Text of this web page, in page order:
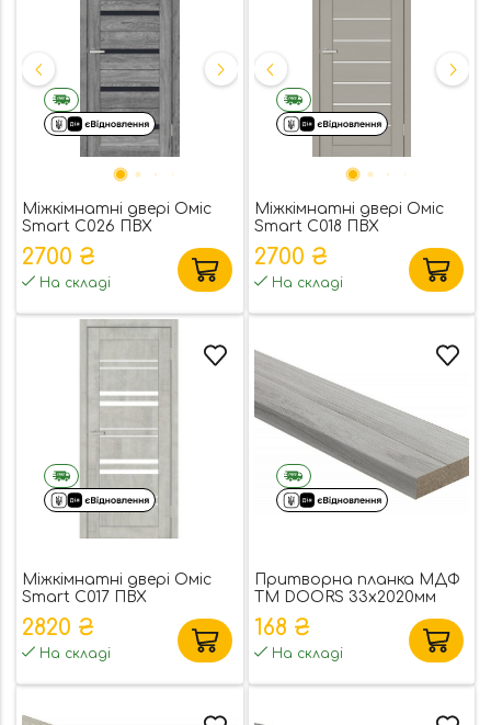
Міжкімнатні двері Оміс
Smart С026 ПВХ
2700 ₴
На складі
Міжкімнатні двері Оміс
Smart С018 ПВХ
2700 ₴
На складі
Міжкімнатні двері Оміс
Smart С017 ПВХ
2820 ₴
На складі
Притворна планка МДФ
ТМ DOORS 33х2020мм
ПВХ
168 ₴
На складі